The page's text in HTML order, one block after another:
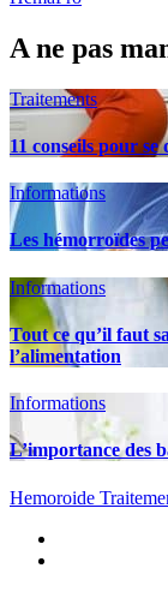
A ne pas
Traitements
11 conseils pour
Informations
Les hémorroïdes
Informations
Tout ce qu’il faut
l’alimentation
Informations
L’importance des
Hemoroide